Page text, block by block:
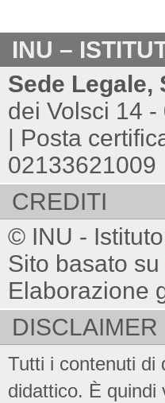
INU –
Sede Legale,
dei Volsci 14
| Posta
02133621009
CREDITI
© INU -
Sito basato su
Elaborazione
DISCLAIMER
Tutti i contenuti di
didattico. È quindi